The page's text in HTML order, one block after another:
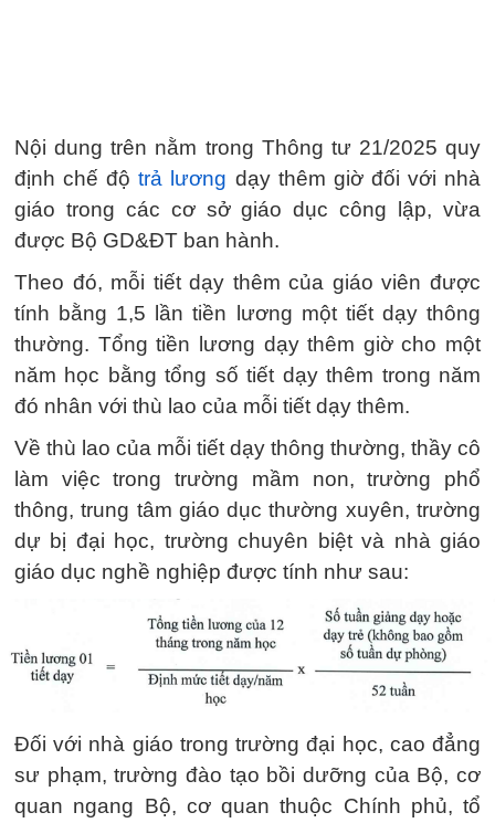
Nội dung trên nằm trong Thông tư 21/2025 quy
định chế độtrả lương dạy thêm giờ đối với nhà
giáo trong các cơ sở giáo dục công lập, vừa
được Bộ GD&ĐT ban hành.
Theo đó, mỗi tiết dạy thêm của giáo viên được
tính bằng 1,5 lần tiền lương một tiết dạy thông
thường. Tổng tiền lương dạy thêm giờ cho một
năm học bằng tổng số tiết dạy thêm trong năm
đó nhân với thù lao của mỗi tiết dạy thêm.
Về thù lao của mỗi tiết dạy thông thường, thầy cô
làm việc trong trường mầm non, trường phổ
thông, trung tâm giáo dục thường xuyên, trường
dự bị đại học, trường chuyên biệt và nhà giáo
giáo dục nghề nghiệp được tính như sau:
Đối với nhà giáo trong trường đại học, cao đẳng
sư phạm, trường đào tạo bồi dưỡng của Bộ, cơ
quan ngang Bộ, cơ quan thuộc Chính phủ, tổ